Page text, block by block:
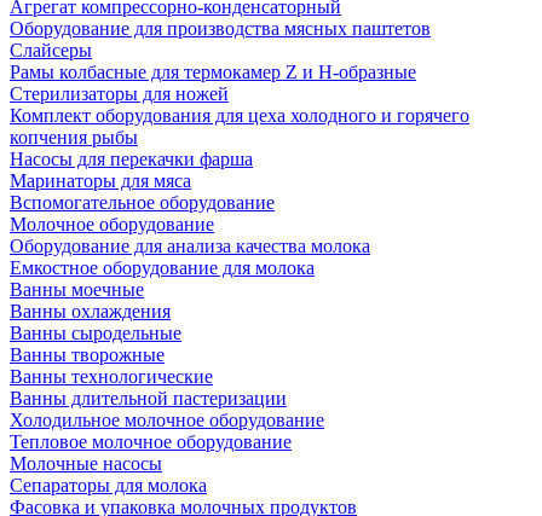
Агрегат компрессорно-конденсаторный
Оборудование для производства мясных паштетов
Слайсеры
Рамы колбасные для термокамер Z и H-образные
Стерилизаторы для ножей
Комплект оборудования для цеха холодного и горячего
копчения рыбы
Насосы для перекачки фарша
Маринаторы для мяса
Вспомогательное оборудование
Молочное оборудование
Оборудование для анализа качества молока
Емкостное оборудование для молока
Ванны моечные
Ванны охлаждения
Ванны сыродельные
Ванны творожные
Ванны технологические
Ванны длительной пастеризации
Холодильное молочное оборудование
Тепловое молочное оборудование
Молочные насосы
Сепараторы для молока
Фасовка и упаковка молочных продуктов